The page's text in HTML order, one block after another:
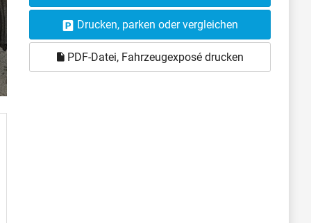
Drucken, parken oder vergleichen
PDF-Datei, Fahrzeugexposé drucken